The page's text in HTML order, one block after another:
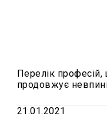
Перелік професій,
продовжує
21.01.2021